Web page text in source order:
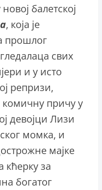
балетској
, која је
прошлог
свих
и у исто
репризи,
комичну причу у
девојци Лизи
момка, и
мајке
кћерку за
богатог